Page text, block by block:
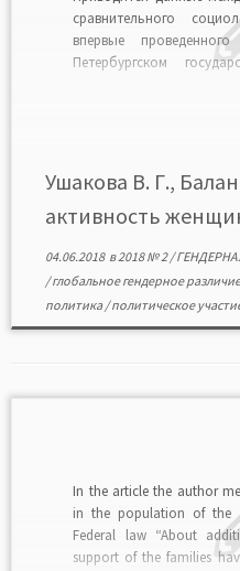
сравнительного
впервые
Петербургском
молодежи к участию
сохраняющихся в
стереотипах […]
Ушакова В. Г.,
активность
04.06.2018в2018 № 2/
/глобальное гендерное
политика/политическое
In the article the author
in the population of the
Federal law “About
support of the families